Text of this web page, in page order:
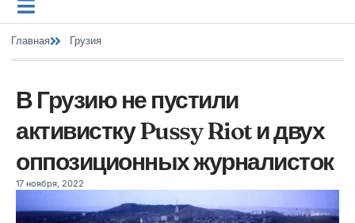
Главная Грузия
В Грузию не пустили
активистку Pussy Riot и двух
оппозиционных журналисток
17 ноября, 2022